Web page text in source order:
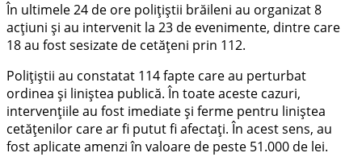
În ultimele 24 de ore polițiștii brăileni au organizat 8
acțiuni și au intervenit la 23 de evenimente, dintre care
18 au fost sesizate de cetățeni prin 112.
Polițiștii au constatat 114 fapte care au perturbat
ordinea și liniștea publică. În toate aceste cazuri,
intervențiile au fost imediate și ferme pentru liniștea
cetățenilor care ar fi putut fi afectați. În acest sens, au
fost aplicate amenzi în valoare de peste 51.000 de lei.